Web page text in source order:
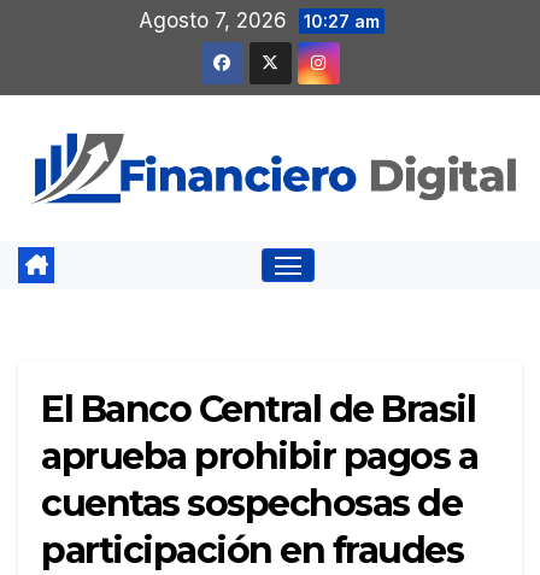
contenido
Agosto 7, 2026 10:27 am
El Banco Central de Brasil
aprueba prohibir pagos a
cuentas sospechosas de
participación en fraudes